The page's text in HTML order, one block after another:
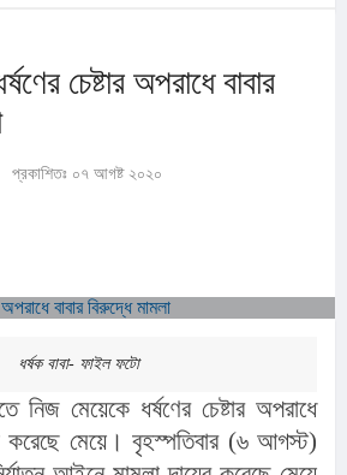
চেষ্টার অপরাধে বাবার
প্রকাশিতঃ ০৭ আগষ্ট ২০২০
ধর্ষক বাবা- ফাইল ফটো
নিজ মেয়েকে ধর্ষণের চেষ্টার অপরাধে
করেছে মেয়ে। বৃহস্পতিবার (৬ আগস্ট)